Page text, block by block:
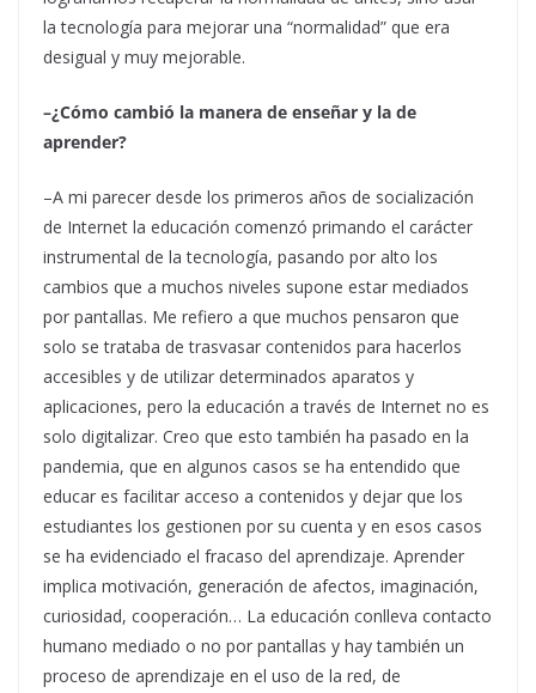
la tecnología para mejorar una “normalidad” que era
desigual y muy mejorable.
–¿Cómo cambió la manera de enseñar y la de
aprender?
–A mi parecer desde los primeros años de socialización
de Internet la educación comenzó primando el carácter
instrumental de la tecnología, pasando por alto los
cambios que a muchos niveles supone estar mediados
por pantallas. Me refiero a que muchos pensaron que
solo se trataba de trasvasar contenidos para hacerlos
accesibles y de utilizar determinados aparatos y
aplicaciones, pero la educación a través de Internet no es
solo digitalizar. Creo que esto también ha pasado en la
pandemia, que en algunos casos se ha entendido que
educar es facilitar acceso a contenidos y dejar que los
estudiantes los gestionen por su cuenta y en esos casos
se ha evidenciado el fracaso del aprendizaje. Aprender
implica motivación, generación de afectos, imaginación,
curiosidad, cooperación… La educación conlleva contacto
humano mediado o no por pantallas y hay también un
proceso de aprendizaje en el uso de la red, de